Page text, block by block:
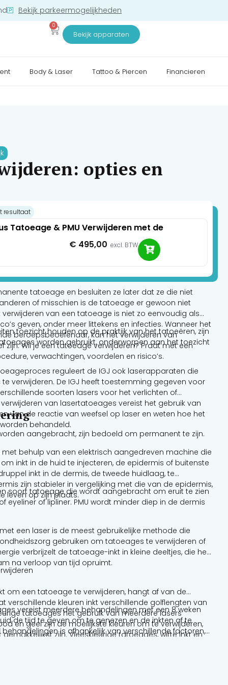
Bekijk parkeermogelijkheden
0
Bekijk apparaten
Body & Laser Tattoo & Piercen Financieren
opties en
resultaat
Tatoeage & PMU Verwijderen met de
€ 495,00 excl. BTW
tatoeage en besluiten ze later dat ze die niet
of misschien is de tatoeage er gewoon niet
van een tatoeage is niet zo eenvoudig als
geven, onder meer littekens en infecties. Wanneer het
beroepsbeoefenaar, kan het verwijderen van
zijn. Wil je een tatoeage verwijderen? Praat met een
verwachtingen, voordelen en risico’s.
toezicht houden op de praktijk van het tatoeëren, zijn
worden gebruikt, onderworpen aan het toezicht
reguleert de IGJ ook laserapparaten die
verwijderen. De IGJ heeft toestemming gegeven voor
soorten lasers voor het verlichten of
van lasertatoeages vereist het gebruik van
van de reactie van weefsel op laser en weten hoe het
behandeld.
aangebracht, zijn bedoeld om permanent te zijn.
behulp van een elektrisch aangedreven machine die
inkt in de huid te injecteren, de epidermis of buitenste
inkt in de dermis, de tweede huidlaag, te
zijn stabieler in vergelijking met die van de epidermis,
leven op zijn plaats.
soort tatoeage die wordt aangebracht om eruit te zien
eyeliner of lipliner. PMU wordt minder diep in de dermis
een laser is de meest gebruikelijke methode die
gebruiken om tatoeages te verwijderen of
verbrijzelt de tatoeage-inkt in kleine deeltjes, die het
na verloop van tijd opruimt.
om een tatoeage te verwijderen, hangt af van de
verschillende kleuren inkt verschillende golflengten van
tatoeages het gebruik van meerdere lasers
en geel zijn de moeilijkste kleuren om te verwijderen,
zijn. Vleeskleurige tatoeages, witte inkt en
lastig, omdat het pigment in deze kleuren kan
vereist meerdere behandelingen met een 8 weken
de tijd te geven om te genezen en de inkten af te
is afhankelijk van verschillende factoren,
en de gebruikte kleuren.